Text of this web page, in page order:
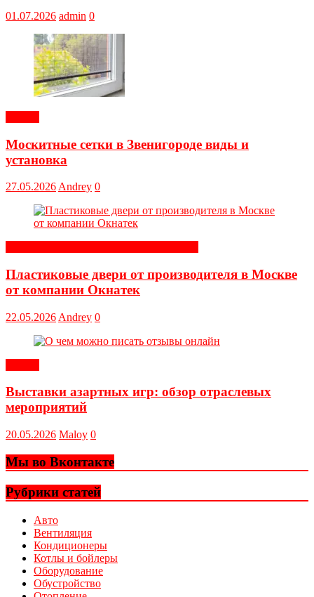
01.07.2026 admin 0
Москитные сетки в Звенигороде виды и
установка
27.05.2026 Andrey 0
Пластиковые двери от производителя в Москве
от компании Окнатек
22.05.2026 Andrey 0
Выставки азартных игр: обзор отраслевых
мероприятий
20.05.2026 Maloy 0
Мы во Вконтакте
Рубрики статей
Авто
Вентиляция
Кондиционеры
Котлы и бойлеры
Оборудование
Обустройство